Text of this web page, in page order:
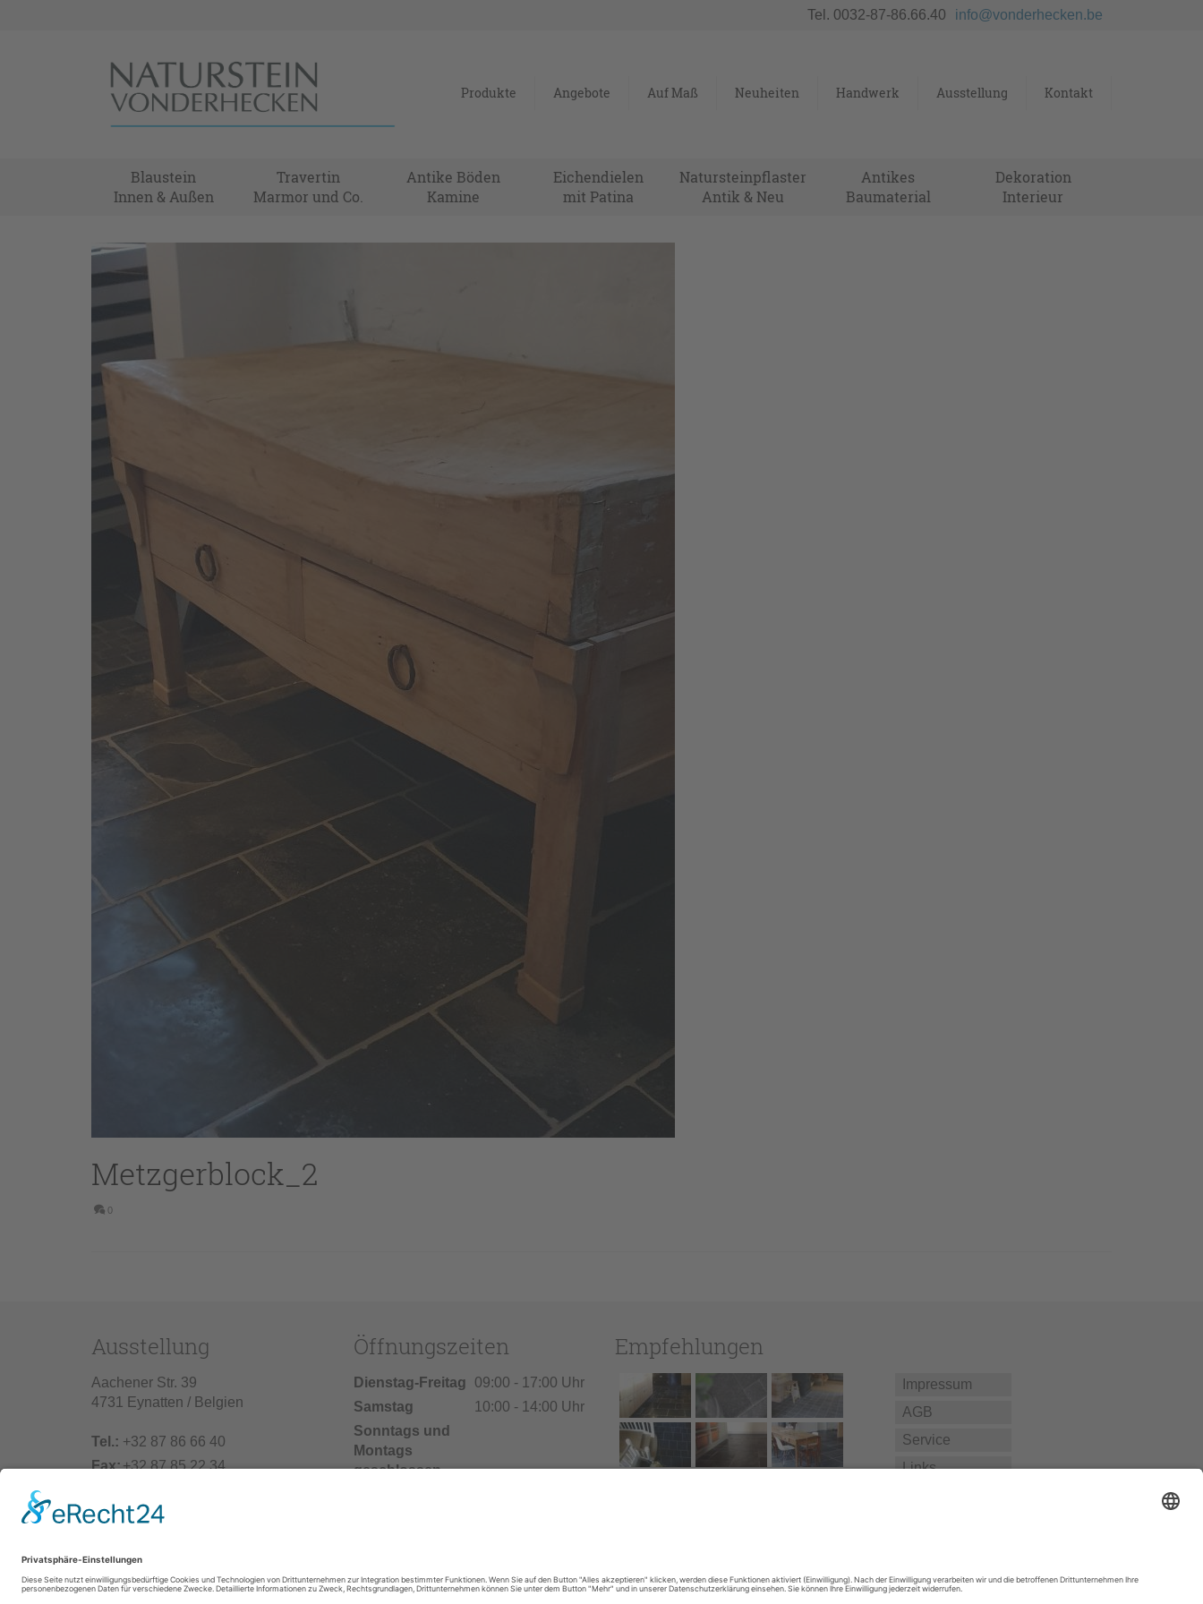
Tel. 0032-87-86.66.40 info@vonderhecken.be
Produkte Angebote Auf Maß Neuheiten Handwerk Ausstellung Kontakt
Blaustein
Innen & Außen
Travertin
Marmor und Co.
Antike Böden
Kamine
Eichendielen
mit Patina
Natursteinpflaster
Antik & Neu
Antikes
Baumaterial
Dekoration
Interieur
Metzgerblock_2
0
Ausstellung
Aachener Str. 39
4731 Eynatten / Belgien
Tel.: +32 87 86 66 40
Fax:+32 87 85 22 34
Öffnungszeiten
Dienstag-Freitag
09:00 - 17:00 Uhr
Samstag
10:00 - 14:00 Uhr
Sonntags und
Montags
geschlossen
unser Geschäft
geschlossen
Empfehlungen
Impressum
AGB
Service
Links